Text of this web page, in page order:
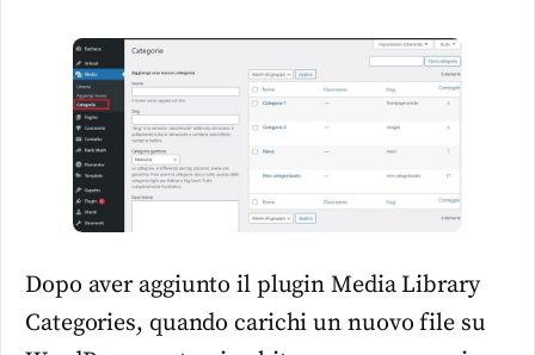
Dopo aver aggiunto il plugin Media Library
Categories, quando carichi un nuovo file su